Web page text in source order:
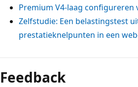
Premium V4-laag configureren
Zelfstudie: Een belastingstest
prestatieknelpunten in een
Feedback